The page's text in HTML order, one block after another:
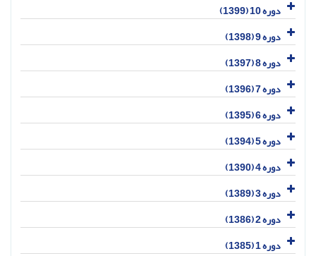
دوره 10 (1399)
دوره 9 (1398)
دوره 8 (1397)
دوره 7 (1396)
دوره 6 (1395)
دوره 5 (1394)
دوره 4 (1390)
دوره 3 (1389)
دوره 2 (1386)
دوره 1 (1385)